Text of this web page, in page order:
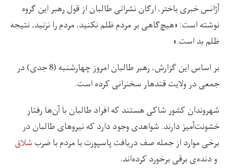
آژانس خبری باختر، ارگان نشراتی طالبان از قول رهبر این گروه
نوشته است: «هیچ‌گاهی بر مردم ظلم نکنید، مردم را نزنید، نتیجه
ظلم بد است.»
بر اساس این گزارش، رهبر طالبان امروز چهارشنبه (8 جدی) در
جمعی در ولایت قندهار سخنرانی کرده است.
شهروندان کشور شاکی هستند که افراد طالبان با آن‌ها رفتار
خشونت‌آمیز دارند. شواهدی وجود دارد که نیروهای طالبان در
برخی موارد از جمله صف دریافت پاسپورت با مردم با ضربشلاق
و دنده‌ی برقی برخورد کرده‌اند.